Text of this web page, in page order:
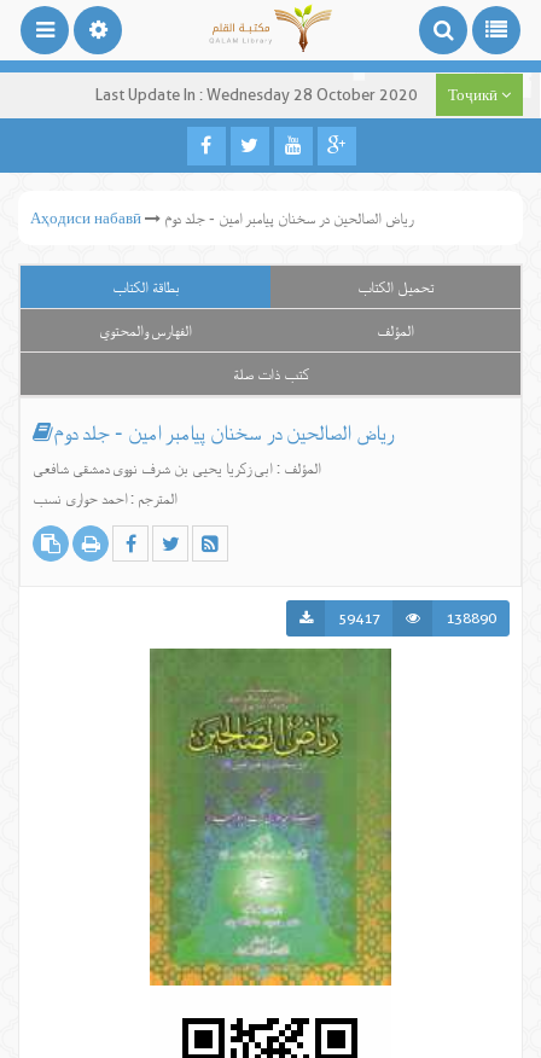
Last Update In : Wednesday 28 October 2020 Тоҷикӣ
Аҳодиси набавӣ ریاض الصالحین در سخنان پیامبر امین - جلد دوم
بطاقة الكتاب تحميل الكتاب
الفهارس والمحتوي المؤلف
كتب ذات صلة
ریاض الصالحین در سخنان پیامبر امین - جلد دوم
المؤلف : ابی زکریا یحیی بن شرف نووی دمشقی شافعی
المترجم : احمد حواری نسب
59417 138890